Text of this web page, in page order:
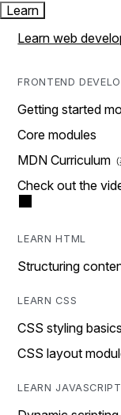
Learn
Learn web
FRONTEND
Getting started
Core modules
MDN Curriculum
Check out the
LEARN HTML
Structuring
LEARN CSS
CSS styling
CSS layout
LEARN JAVASCRIPT